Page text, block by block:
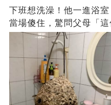
下班想洗澡！他一進浴室
當場傻住，驚問父母「
生的嗎？